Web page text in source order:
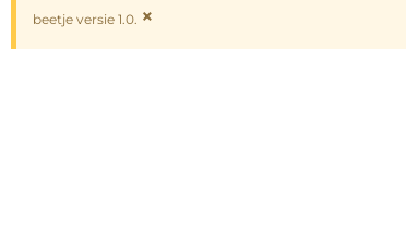
beetje versie 1.0. ×